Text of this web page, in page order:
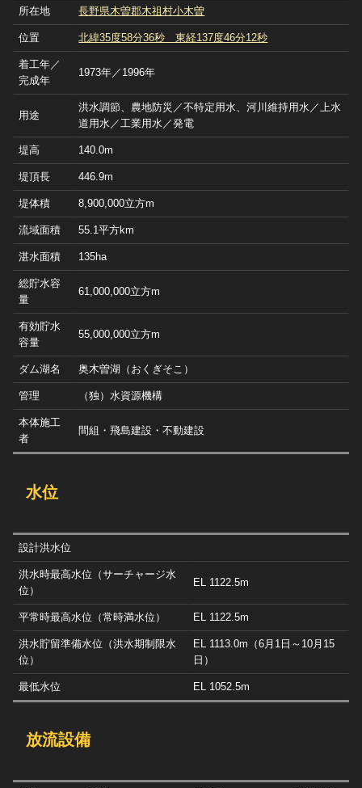
所在地 長野県木曽郡木祖村小木曽
位置 北緯35度58分36秒 東経137度46分12秒
着工年／
完成年
1973年／1996年
用途
洪水調節、農地防災／不特定用水、河川維持用水／上水
道用水／工業用水／発電
堤高 140.0m
堤頂長 446.9m
堤体積 8,900,000立方m
流域面積 55.1平方km
湛水面積 135ha
総貯水容
量
61,000,000立方m
有効貯水
容量
55,000,000立方m
ダム湖名 奥木曽湖（おくぎそこ）
管理 （独）水資源機構
本体施工
者
間組・飛島建設・不動建設
水位
設計洪水位
洪水時最高水位（サーチャージ水
位）
EL 1122.5m
平常時最高水位（常時満水位） EL 1122.5m
洪水貯留準備水位（洪水期制限水
位）
EL 1113.0m（6月1日～10月15
日）
最低水位 EL 1052.5m
放流設備